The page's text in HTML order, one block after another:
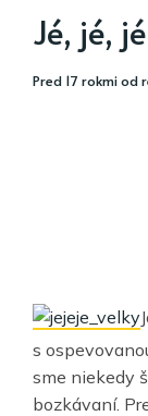
Jé, jé,
pred 17 rokmiod
s
sme niekedy
bozkávaní.